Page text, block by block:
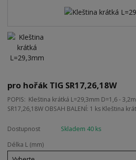
pro hořák TIG SR17,26,18W
POPIS: Kleština krátká L=29,3mm D=1,6 -
SR17,26,18W OBSAH BALENÍ: 1 ks Kleština
Dostupnost
Skladem 40 ks
Délka L (mm)